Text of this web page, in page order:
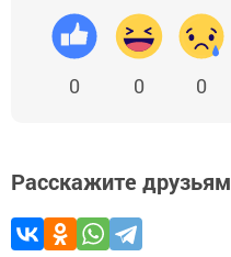
0 0 0
Расскажите друзьям